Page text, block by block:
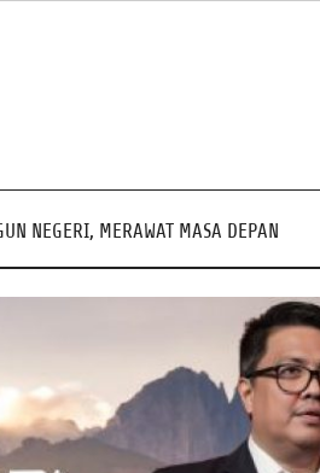
NEGERI, MERAWAT MASA DEPAN